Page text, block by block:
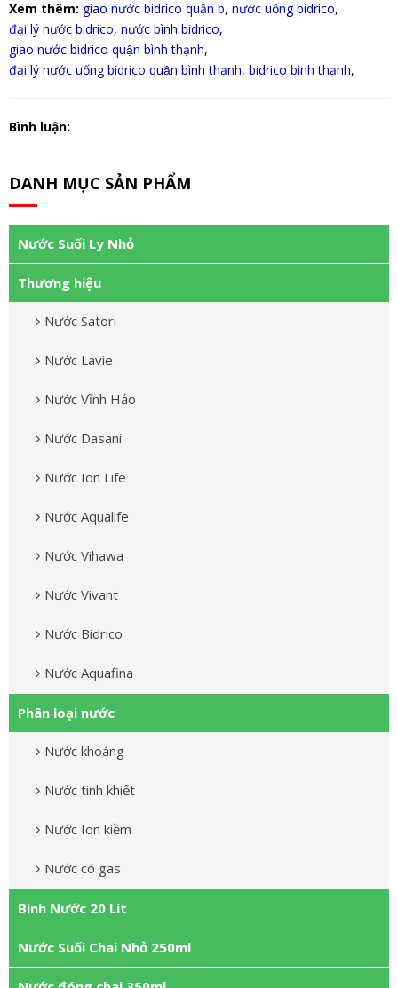
Xem thêm: giao nước bidrico quận b, nước uống bidrico,
đại lý nước bidrico, nước bình bidrico,
giao nước bidrico quận bình thạnh,
đại lý nước uống bidrico quận bình thạnh, bidrico bình thạnh,
Bình luận:
DANH MỤC SẢN PHẨM
Nước Suối Ly Nhỏ
Thương hiệu
Nước Satori
Nước Lavie
Nước Vĩnh Hảo
Nước Dasani
Nước Ion Life
Nước Aqualife
Nước Vihawa
Nước Vivant
Nước Bidrico
Nước Aquafina
Phân loại nước
Nước khoáng
Nước tinh khiết
Nước Ion kiềm
Nước có gas
Bình Nước 20 Lít
Nước Suối Chai Nhỏ 250ml